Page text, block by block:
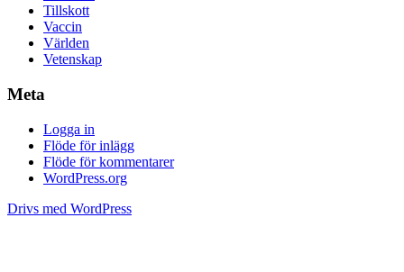
Tillskott
Vaccin
Världen
Vetenskap
Meta
Logga in
Flöde för inlägg
Flöde för kommentarer
WordPress.org
Drivs med WordPress